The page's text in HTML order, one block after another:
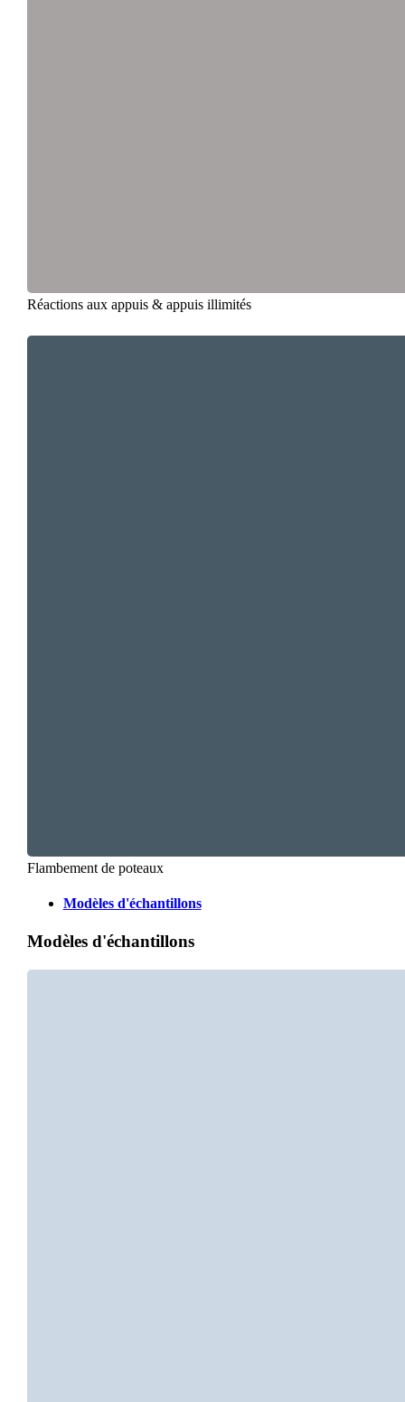
Réactions aux appuis & appuis illimités
Flambement de poteaux
Modèles d'échantillons
Modèles d'échantillons